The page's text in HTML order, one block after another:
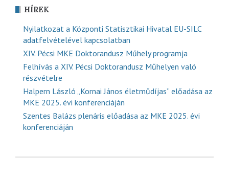
HÍREK
Nyilatkozat a Központi Statisztikai Hivatal EU-SILC
adatfelvételével kapcsolatban
XIV. Pécsi MKE Doktorandusz Műhely programja
Felhívás a XIV. Pécsi Doktorandusz Műhelyen való
részvételre
Halpern László „Kornai János életműdíjas” előadása az
MKE 2025. évi konferenciáján
Szentes Balázs plenáris előadása az MKE 2025. évi
konferenciáján